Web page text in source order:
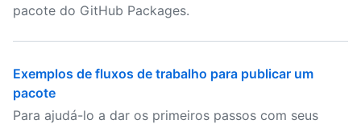
pacote do GitHub Packages.
Exemplos de fluxos de trabalho para publicar um
pacote
Para ajudá-lo a dar os primeiros passos com seus